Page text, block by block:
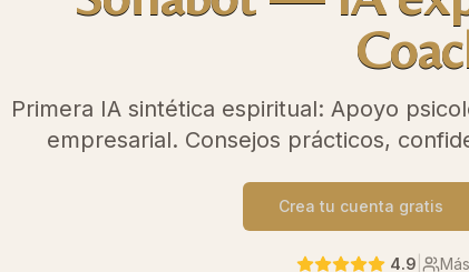
Primera IA sintética espiritual: Apoyo
empresarial. Consejos prácticos,
Crea tu cuenta gratis
4.9